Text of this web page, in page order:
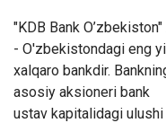
"KDB Bank
- O'zbekistondagi eng
xalqaro bankdir.
asosiy aksioneri bank
ustav kapitalidagi ulushi